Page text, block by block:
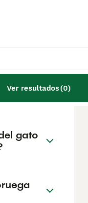
Ver resultados(0)
la
antes
en el
gato